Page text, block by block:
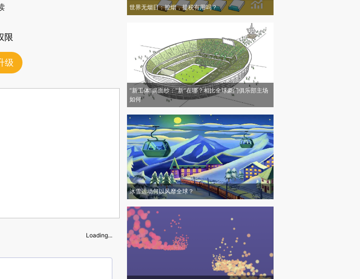
限
级
Loading...
世界无烟日：控烟，提税有用吗？
“新工体”揭面纱：“新”在哪？相比全球豪门俱乐部主场
如何
冰雪运动何以风靡全球？